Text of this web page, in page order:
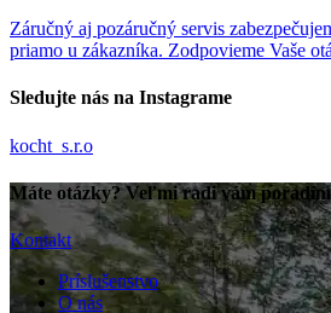
Záručný aj pozáručný servis
priamo u zákazníka. Zodpovieme Vaše
Sledujte nás na Instagrame
kocht_s.r.o
Máte otázky? Veľmi radi vám
Kontakt
Príslušenstvo
O nás